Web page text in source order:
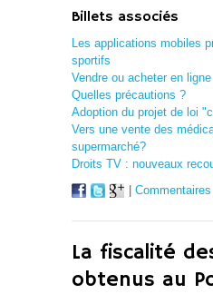
Billets associés
Les applications mobiles
sportifs
Vendre ou acheter en
Quelles précautions ?
Adoption du projet de loi
Vers une vente des
supermarché?
Droits TV : nouveaux
La fiscalité
obtenus au